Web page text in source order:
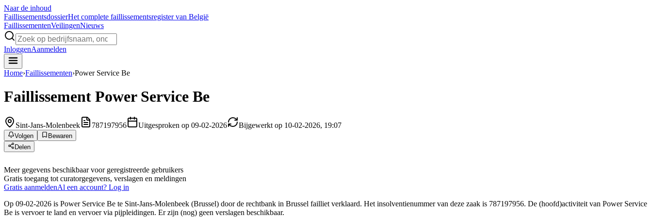
Naar de inhoud
FaillissementsdossierHet complete faillissementsregister van België
FaillissementenVeilingenNieuws
InloggenAanmelden
Home›Faillissementen›Power Service Be
Faillissement Power Service Be
Sint-Jans-Molenbeek 787197956 Uitgesproken op 09-02-2026 Bijgewerkt op 10-02-2026, 19:07
Volgen
Bewaren
Delen
Meer gegevens beschikbaar voor geregistreerde gebruikers
Gratis toegang tot curatorgegevens, verslagen en meldingen
Gratis aanmeldenAl een account? Log in
Op 09-02-2026 is Power Service Be te Sint-Jans-Molenbeek (Brussel) door de rechtbank in Brussel failliet verklaard. Het insolventienummer van deze zaak is 787197956. De (hoofd)activiteit van Power Service
Be is vervoer te land en vervoer via pijpleidingen. Er zijn (nog) geen verslagen beschikbaar.